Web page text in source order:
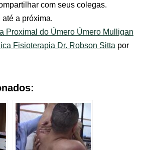
com seus colegas.
a próxima.
Proximal do Úmero Úmero Mulligan
Fisioterapia Dr. Robson Sitta por